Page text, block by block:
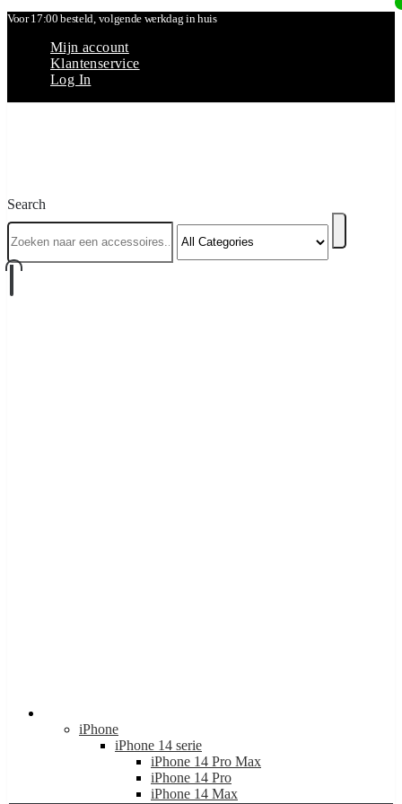
Voor 17:00 besteld, volgende werkdag in huis
Mijn account
Klantenservice
Log In
Search
iPhone
iPhone 14 serie
iPhone 14 Pro Max
iPhone 14 Pro
iPhone 14 Max